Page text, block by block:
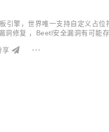
引擎，世界唯一支持自定义占
洞修复 ，Beetl安全漏洞有可
享